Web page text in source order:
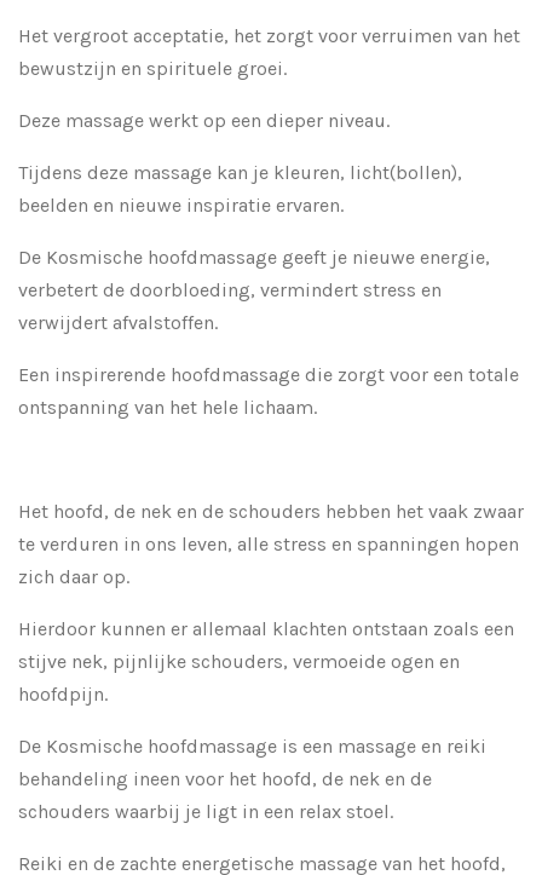
Het vergroot acceptatie, het zorgt voor verruimen van het
bewustzijn en spirituele groei.
Deze massage werkt op een dieper niveau.
Tijdens deze massage kan je kleuren, licht(bollen),
beelden en nieuwe inspiratie ervaren.
De Kosmische hoofdmassage geeft je nieuwe energie,
verbetert de doorbloeding, vermindert stress en
verwijdert afvalstoffen.
Een inspirerende hoofdmassage die zorgt voor een totale
ontspanning van het hele lichaam.
Het hoofd, de nek en de schouders hebben het vaak zwaar
te verduren in ons leven, alle stress en spanningen hopen
zich daar op.
Hierdoor kunnen er allemaal klachten ontstaan zoals een
stijve nek, pijnlijke schouders, vermoeide ogen en
hoofdpijn.
De Kosmische hoofdmassage is een massage en reiki
behandeling ineen voor het hoofd, de nek en de
schouders waarbij je ligt in een relax stoel.
Reiki en de zachte energetische massage van het hoofd,